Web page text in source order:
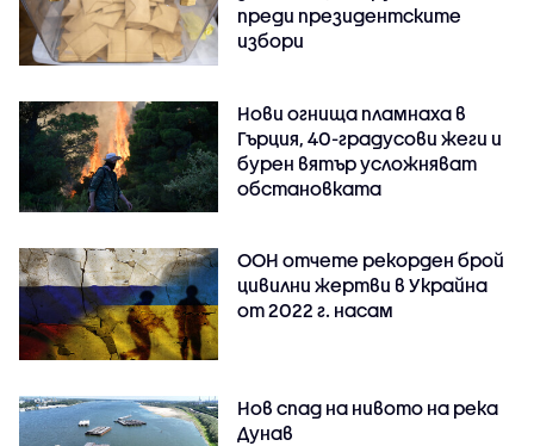
преди президентските
избори
Нови огнища пламнаха в
Гърция, 40-градусови жеги и
бурен вятър усложняват
обстановката
ООН отчете рекорден брой
цивилни жертви в Украйна
от 2022 г. насам
Нов спад на нивото на река
Дунав